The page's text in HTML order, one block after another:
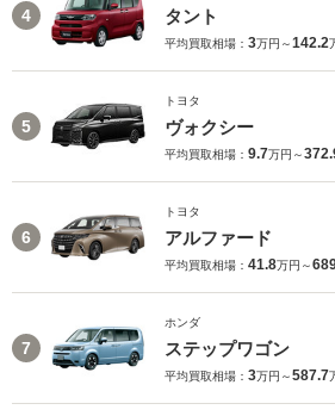
4 タント
平均買取相場： 3万円～142.2
5
トヨタ
ヴォクシー
平均買取相場： 9.7万円～
6
トヨタ
アルファード
平均買取相場： 41.8万円～
7
ホンダ
ステップワゴン
平均買取相場： 3万円～587.7